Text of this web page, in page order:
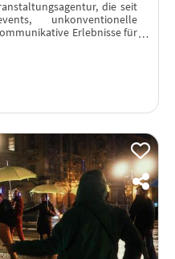
die seit
unkonventionelle
Erlebnisse für